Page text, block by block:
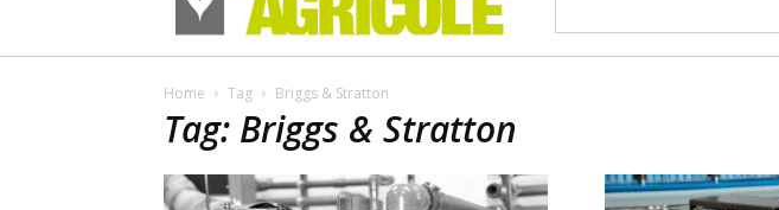
Home Tag Briggs & Stratton
Tag: Briggs & Stratton